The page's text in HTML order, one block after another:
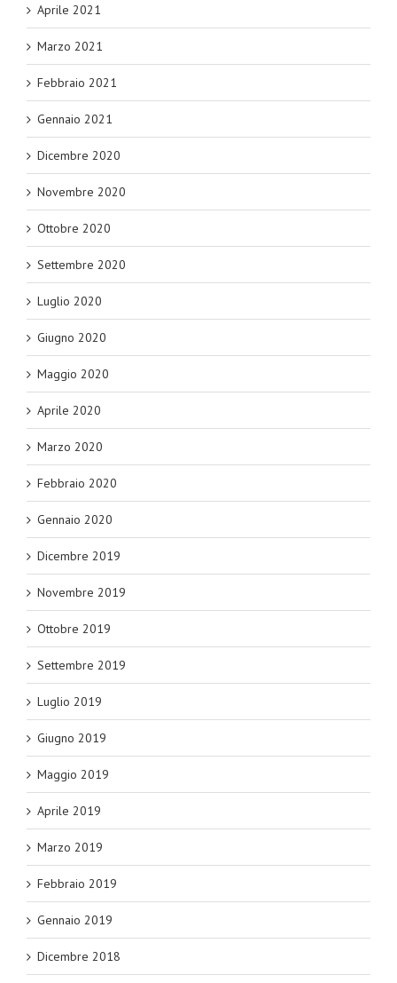
Aprile 2021
Marzo 2021
Febbraio 2021
Gennaio 2021
Dicembre 2020
Novembre 2020
Ottobre 2020
Settembre 2020
Luglio 2020
Giugno 2020
Maggio 2020
Aprile 2020
Marzo 2020
Febbraio 2020
Gennaio 2020
Dicembre 2019
Novembre 2019
Ottobre 2019
Settembre 2019
Luglio 2019
Giugno 2019
Maggio 2019
Aprile 2019
Marzo 2019
Febbraio 2019
Gennaio 2019
Dicembre 2018